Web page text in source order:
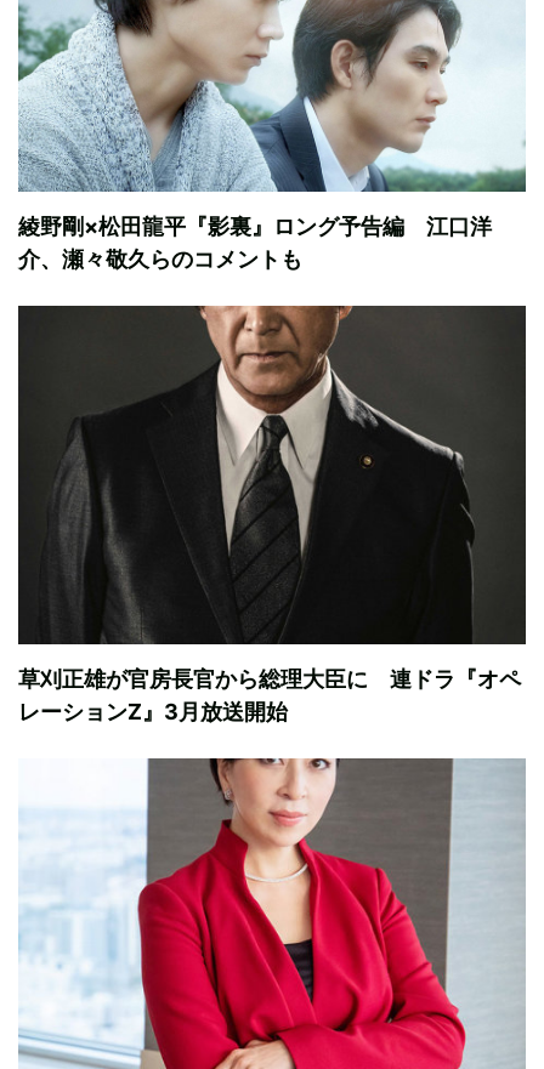
綾野剛×松田龍平『影裏』ロング予告編 江口洋
介、瀬々敬久らのコメントも
草刈正雄が官房長官から総理大臣に 連ドラ『オペ
レーションZ』3月放送開始